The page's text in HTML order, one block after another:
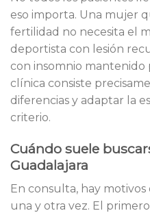
eso importa. Una mujer
fertilidad no necesita el
deportista con lesión
con insomnio mantenido
clínica consiste
diferencias y adaptar la
criterio.
Cuándo suele
Guadalajara
En consulta, hay
una y otra vez. El